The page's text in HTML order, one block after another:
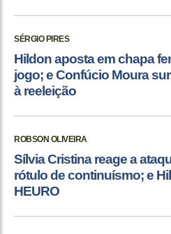
SÉRGIO PIRES
Hildon aposta em chapa
jogo; e Confúcio Moura
à reeleição
ROBSON OLIVEIRA
Sílvia Cristina reage a
rótulo de continuísmo; e
HEURO